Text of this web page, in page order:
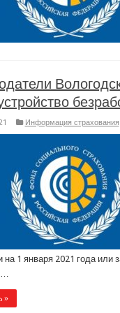
Информация страхования
на 1 января 2021 года или
»